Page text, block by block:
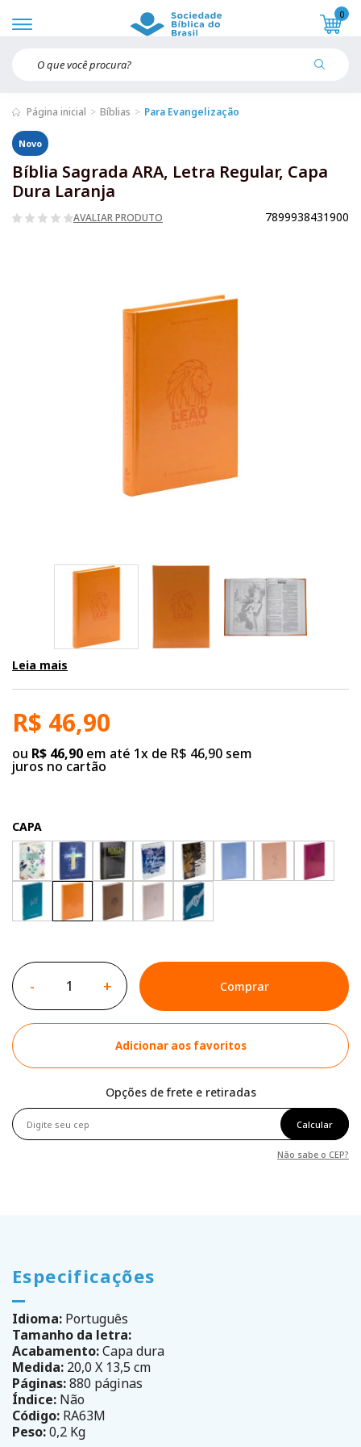
0
Página inicial Bíblias Para Evangelização
Novo
Bíblia Sagrada ARA, Letra Regular, Capa
Dura Laranja
AVALIAR PRODUTO 7899938431900
Leia mais
R$ 46,90
ou R$ 46,90 em até 1x de R$ 46,90 sem
juros no cartão
CAPA
- + Comprar
Adicionar aos favoritos
Opções de frete e retiradas
Calcular
Não sabe o CEP?
Especificações
Idioma: Português
Tamanho da letra:
Acabamento:Capa dura
Medida: 20,0 X 13,5 cm
Páginas:880 páginas
Índice: Não
Código: RA63M
Peso:0,2 Kg